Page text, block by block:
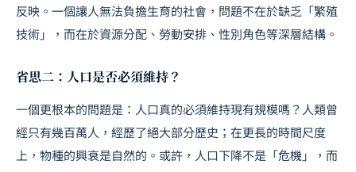
反映。一個讓人無法負擔生育的社會，問題不在於缺乏「繁殖
技術」，而在於資源分配、勞動安排、性別角色等深層結構。
省思二：人口是否必須維持？
一個更根本的問題是：人口真的必須維持現有規模嗎？人類曾
經只有幾百萬人，經歷了絕大部分歷史；在更長的時間尺度
上，物種的興衰是自然的。或許，人口下降不是「危機」，而